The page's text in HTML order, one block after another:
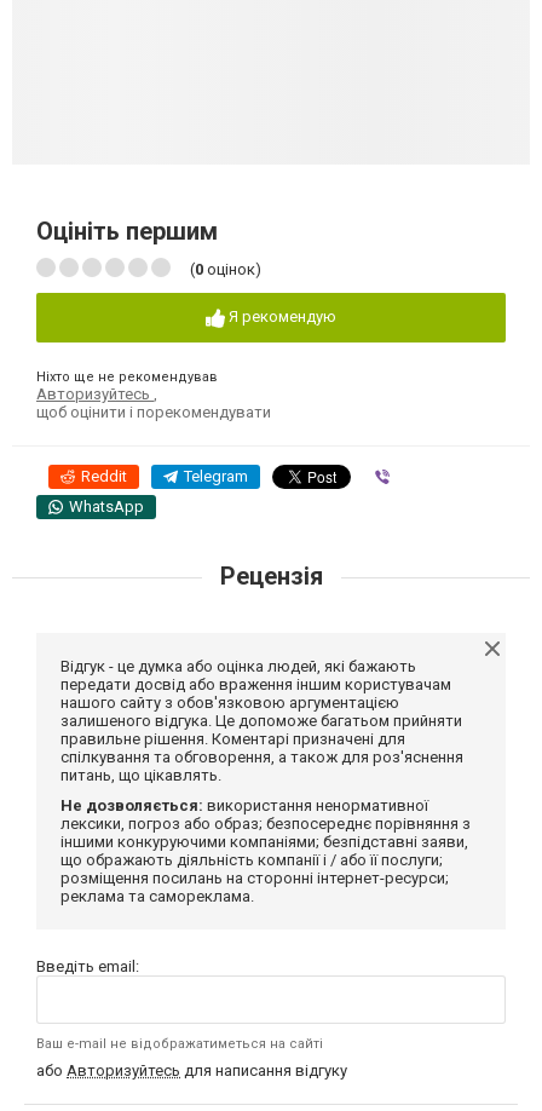
Оцініть першим
(0 оцінок)
Я рекомендую
Ніхто ще не рекомендував
Авторизуйтесь
щоб оцінити і порекомендувати
Reddit Telegram
WhatsApp
Рецензія
Відгук - це думка або оцінка людей, які бажають
передати досвід або враження іншим користувачам
нашого сайту з обов'язковою аргументацією
залишеного відгука. Це допоможе багатьом прийняти
правильне рішення. Коментарі призначені для
спілкування та обговорення, а також для роз'яснення
питань, що цікавлять.
Не дозволяється: використання ненормативної
лексики, погроз або образ; безпосереднє порівняння з
іншими конкуруючими компаніями; безпідставні заяви,
що ображають діяльність компанії і / або її послуги;
розміщення посилань на сторонні інтернет-ресурси;
реклама та самореклама.
Введіть email:
Ваш e-mail не відображатиметься на сайті
або Авторизуйтесь для написання відгуку